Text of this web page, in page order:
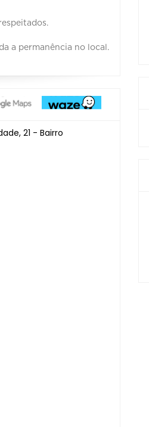
a permanência no local.
21 - Bairro